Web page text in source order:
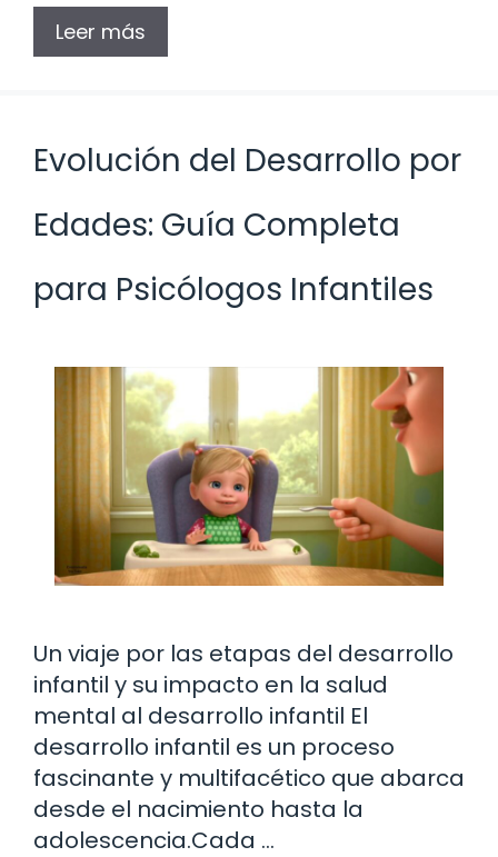
Leer más
Evolución del Desarrollo por
Edades: Guía Completa
para Psicólogos Infantiles
Un viaje por las etapas del desarrollo
infantil y su impacto en la salud
mental al desarrollo infantil El
desarrollo infantil es un proceso
fascinante y multifacético que abarca
desde el nacimiento hasta la
adolescencia.Cada …